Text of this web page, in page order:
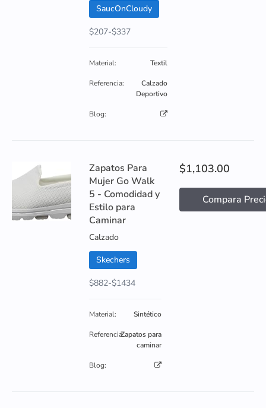
SaucOnCloudy
$207-$337
Material: Textil
Referencia:
Calzado
Deportivo
Blog:
Zapatos Para
Mujer Go Walk
5 - Comodidad y
Estilo para
Caminar
Calzado
Skechers
$882-$1434
Material: Sintético
Referencia:Zapatos para
caminar
Blog:
$1,103.00
Compara